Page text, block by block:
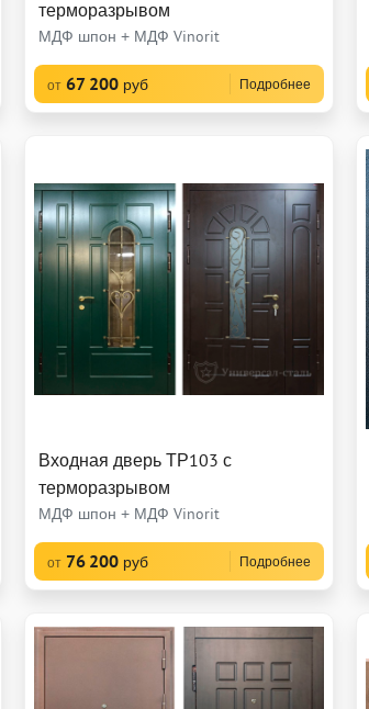
терморазрывом
МДФ шпон + МДФ Vinorit
от 67 200 руб Подробнее
Входная дверь ТР103 с
терморазрывом
МДФ шпон + МДФ Vinorit
от 76 200 руб Подробнее